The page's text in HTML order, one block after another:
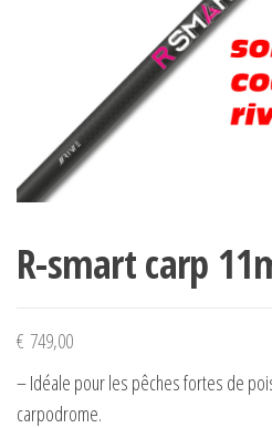
R-smart carp
€ 749,00
– Idéale pour les pêches fortes de
carpodrome.